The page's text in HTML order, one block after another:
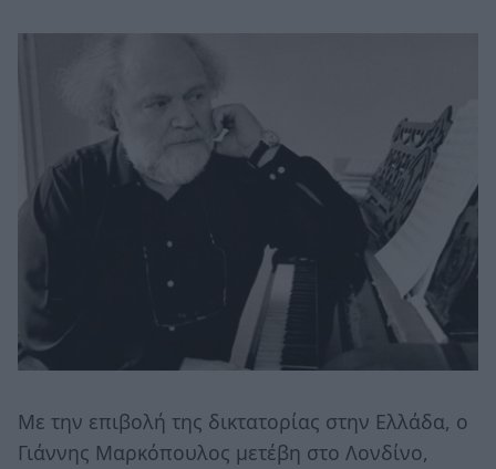
Με την επιβολή της δικτατορίας στην Ελλάδα, ο
Γιάννης Μαρκόπουλος μετέβη στο Λονδίνο,